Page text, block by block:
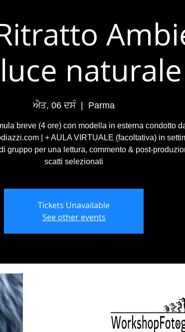
naturale
ਐਤ, 06 ਦਸੰ
  |
Parma
breve (4 ore) con modella in esterna condotto
| + AULA VIRTUALE (facoltativa) in
gruppo per una lettura, commento & post-
scatti selezionati
Tickets Unavailable
See other events